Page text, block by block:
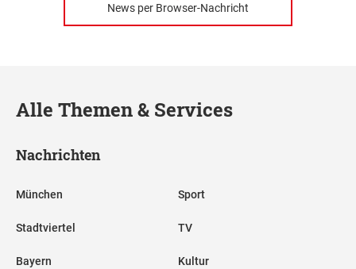
News per Browser-Nachricht
Alle Themen & Services
Nachrichten
München
Stadtviertel
Bayern
Sport
TV
Kultur